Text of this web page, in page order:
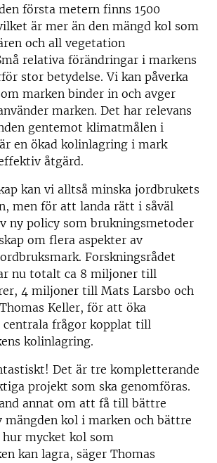
första metern finns 1500
är mer än den mängd kol som
och all vegetation
relativa förändringar i markens
stor betydelse. Vi kan påverka
marken binder in och avger
marken. Det har relevans
gentemot klimatmålen i
en ökad kolinlagring i mark
åtgärd.
kan vi alltså minska jordbrukets
men för att landa rätt i såväl
ny policy som brukningsmetoder
om flera aspekter av
Forskningsrådet
nu totalt ca 8 miljoner till
4 miljoner till Mats Larsbo och
Keller, för att öka
centrala frågor kopplat till
kolinlagring.
Det är tre kompletterande
projekt som ska genomföras.
annat om att få till bättre
mängden kol i marken och bättre
mycket kol som
kan lagra, säger Thomas